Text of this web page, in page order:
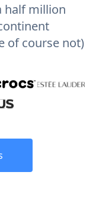
half million
of course not)